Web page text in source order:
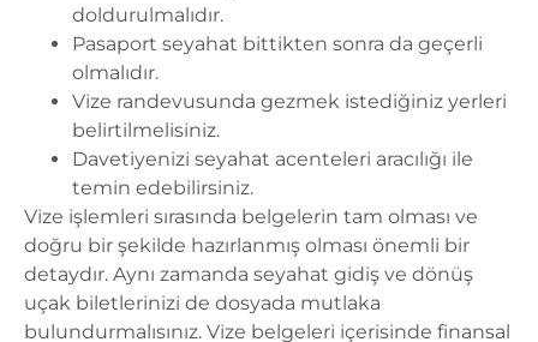
doldurulmalıdır.
Pasaport seyahat bittikten sonra da geçerli
olmalıdır.
Vize randevusunda gezmek istediğiniz yerleri
belirtilmelisiniz.
Davetiyenizi seyahat acenteleri aracılığı ile
temin edebilirsiniz.
Vize işlemleri sırasında belgelerin tam olması ve
doğru bir şekilde hazırlanmış olması önemli bir
detaydır. Aynı zamanda seyahat gidiş ve dönüş
uçak biletlerinizi de dosyada mutlaka
bulundurmalısınız. Vize belgeleri içerisinde finansal